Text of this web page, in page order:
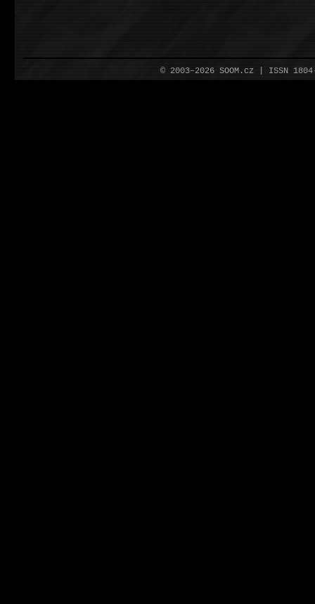
© 2003–2026 SOOM.cz | ISSN